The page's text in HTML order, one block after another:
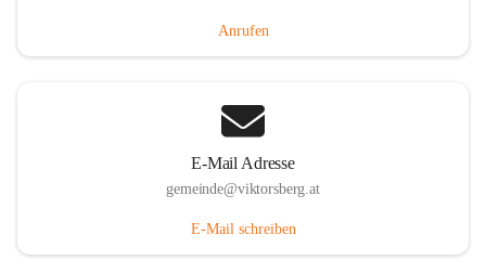
Anrufen
E-Mail Adresse
gemeinde@viktorsberg.at
E-Mail schreiben